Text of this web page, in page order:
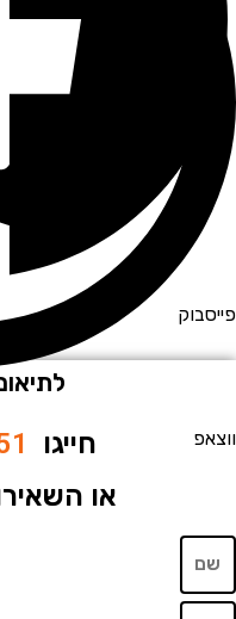
לתיאום
חייגו051
או השאירו